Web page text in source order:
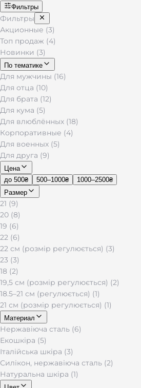
Фильтры
Фильтры
Акционные (3)
Топ продаж (4)
Новинки (3)
По тематике
Для мужчины (16)
Для отца (10)
Для брата (12)
Для кума (5)
Для влюблённых (18)
Корпоративные (4)
Для военных (5)
Для друга (9)
Цена
до 500₴
500–1000₴
1000–2500₴
Размер
21 (9)
20 (8)
19 (6)
22 (6)
22 см (розмір регулюється) (3)
23 (3)
18 (2)
19,5 см (розмір регулюється) (2)
18.5–21 см (регулюється) (1)
21 см (розмір регулюється) (1)
Материал
Нержавіюча сталь (6)
Екошкіра (5)
Італійська шкіра (3)
Силікон, нержавіюча сталь (2)
Натуральна шкіра (1)